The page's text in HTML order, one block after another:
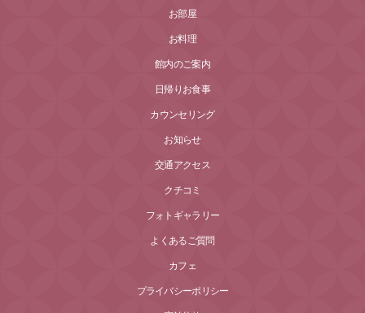
お部屋
お料理
館内のご案内
日帰りお食事
カウンセリング
お知らせ
交通アクセス
クチコミ
フォトギャラリー
よくあるご質問
カフェ
プライバシーポリシー